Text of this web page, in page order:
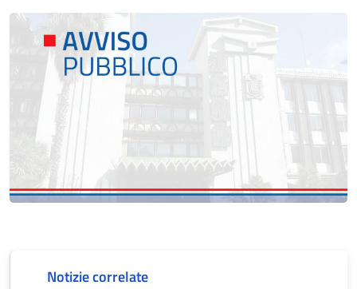
Notizie correlate